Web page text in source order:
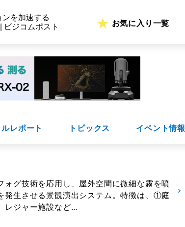
を加速する
ビジコムポスト
お気に入り一覧
レポート トピックス イベント情報
ォグ技術を応用し、屋外空間に微細な霧を噴
発生させる景観演出システム。特徴は、①庭
レジャー施設など...